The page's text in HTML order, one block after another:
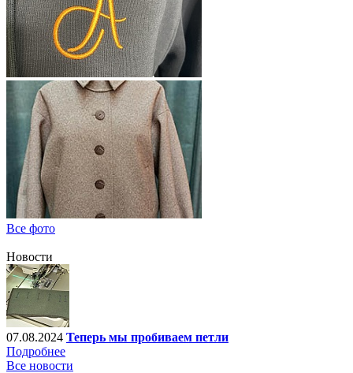
Все фото
Новости
07.08.2024 Теперь мы пробиваем петли
Подробнее
Все новости